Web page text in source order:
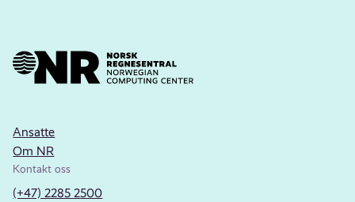
Ansatte
Om NR
Kontakt oss
(+47) 2285 2500